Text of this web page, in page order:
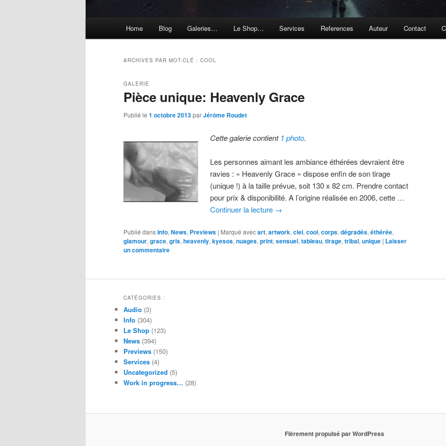
Home Blog Galeries… Le Shop… Services References Auteur Contact
ARCHIVES PAR MOT-CLÉ : COOL
Pièce unique: Heavenly Grace
GALERIE
Publié le 1 octobre 2013parJérôme Roudet
Cette galerie contient 1 photo.
Les personnes aimant les ambiance éthérées devraient être
ravies : « Heavenly Grace » dispose enfin de son tirage
(unique !) à la taille prévue, soit 130 x 82 cm. Prendre contact
pour prix & disponibilité. A l’origine réalisée en 2006, cette …
Continuer la lecture →
Publié dansInfo, News, Previews | Marqué avecart, artwork, ciel, cool, corps, dégradés, éthérée,
glamour, grace, gris, heavenly, kyesos, nuages, print, sensuel, tableau, tirage, tribal, unique | Laisser
un commentaire
CATÉGORIES :
Audio (3)
Info (304)
Le Shop (123)
News (394)
Previews (150)
Services (4)
Uncategorized (5)
Work in progress… (28)
Fièrement propulsé par WordPress